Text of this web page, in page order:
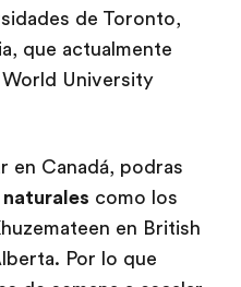
de Toronto,
que actualmente
University
en Canadá, podras
como los
en British
Por lo que